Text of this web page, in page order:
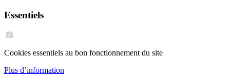
Essentiels
Cookies essentiels au bon fonctionnement du site
Plus d’information